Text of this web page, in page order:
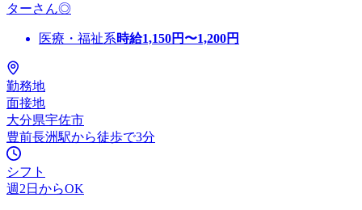
ターさん◎
医療・福祉系時給1,150円〜1,200円
勤務地
面接地
大分県宇佐市
豊前長洲駅から徒歩で3分
シフト
週2日からOK